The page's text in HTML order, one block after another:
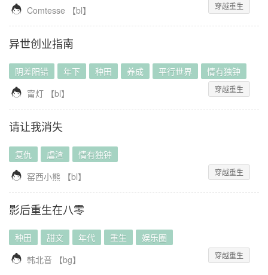
 Comtesse 【bl】 穿越重生
异世创业指南
阴差阳错 年下 种田 养成 平行世界 情有独钟
 甯灯 【bl】 穿越重生
请让我消失
复仇 虐渣 情有独钟
 窑西小熊 【bl】 穿越重生
影后重生在八零
种田 甜文 年代 重生 娱乐圈
 韩北音 【bg】 穿越重生